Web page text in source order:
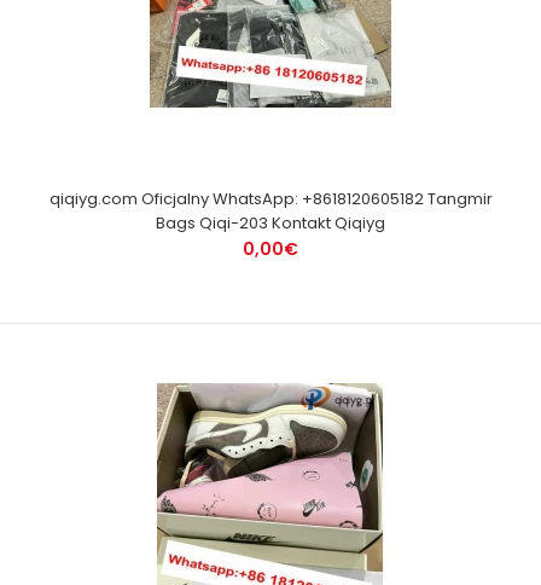
qiqiyg.com Oficjalny WhatsApp: +8618120605182 Tangmir
Bags Qiqi-203 Kontakt Qiqiyg
0,00€